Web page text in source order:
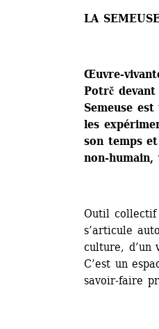
LA
Œuvre-
Potrč
Semeuse
les
son temps
non-humain,
Outil collectif
s’articule
culture, d’un
C’est un
savoir-faire